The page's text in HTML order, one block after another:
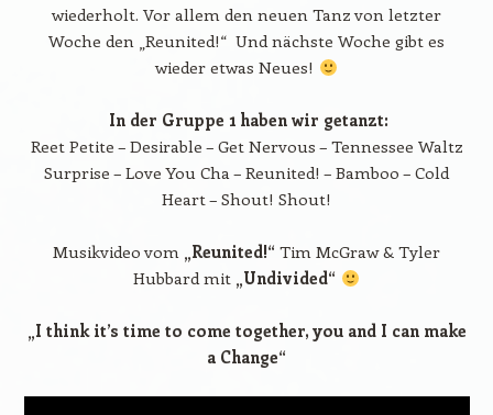
wiederholt. Vor allem den neuen Tanz von letzter
Woche den „Reunited!“ Und nächste Woche gibt es
wieder etwas Neues!
In der Gruppe 1 haben wir getanzt:
Reet Petite – Desirable – Get Nervous – Tennessee Waltz
Surprise – Love You Cha – Reunited! – Bamboo – Cold
Heart – Shout! Shout!
Musikvideo vom „Reunited!“ Tim McGraw & Tyler
Hubbard mit „Undivided“
„I think it’s time to come together, you and I can make
a Change“